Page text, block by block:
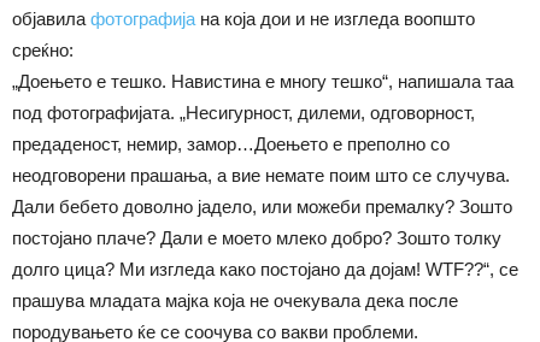
објавила фотографија на која дои и не изгледа воопшто
среќно:
„Доењето е тешко. Навистина е многу тешко“, напишала таа
под фотографијата. „Несигурност, дилеми, одговорност,
предаденост, немир, замор…Доењето е преполно со
неодговорени прашања, а вие немате поим што се случува.
Дали бебето доволно јадело, или можеби премалку? Зошто
постојано плаче? Дали е моето млеко добро? Зошто толку
долго цица? Ми изгледа како постојано да дојам! WTF??“, се
прашува младата мајка која не очекувала дека после
породувањето ќе се соочува со вакви проблеми.